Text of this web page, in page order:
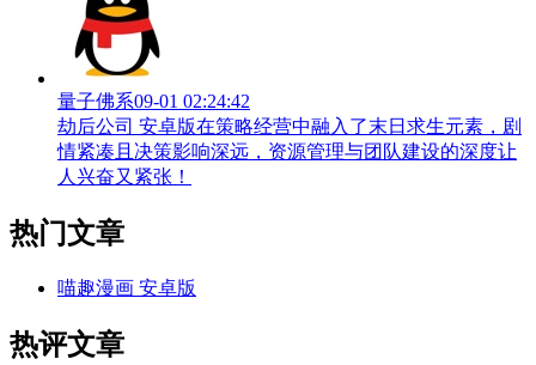
量子佛系09-01 02:24:42
劫后公司 安卓版在策略经营中融入了末日求生元素，剧
情紧凑且决策影响深远，资源管理与团队建设的深度让
人兴奋又紧张！
热门文章
喵趣漫画 安卓版
热评文章